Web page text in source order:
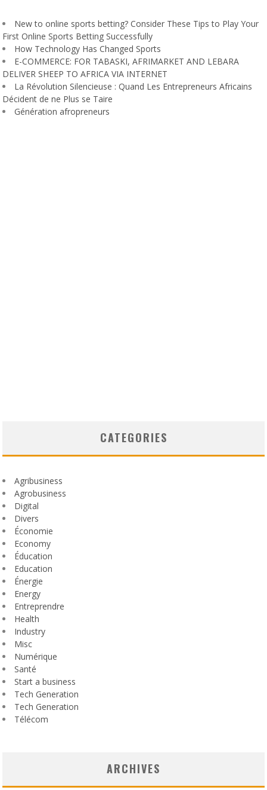
New to online sports betting? Consider These Tips to Play Your
First Online Sports Betting Successfully
How Technology Has Changed Sports
E-COMMERCE: FOR TABASKI, AFRIMARKET AND LEBARA
DELIVER SHEEP TO AFRICA VIA INTERNET
La Révolution Silencieuse : Quand Les Entrepreneurs Africains
Décident de ne Plus se Taire
Génération afropreneurs
CATEGORIES
Agribusiness
Agrobusiness
Digital
Divers
Économie
Economy
Éducation
Education
Énergie
Energy
Entreprendre
Health
Industry
Misc
Numérique
Santé
Start a business
Tech Generation
Tech Generation
Télécom
ARCHIVES